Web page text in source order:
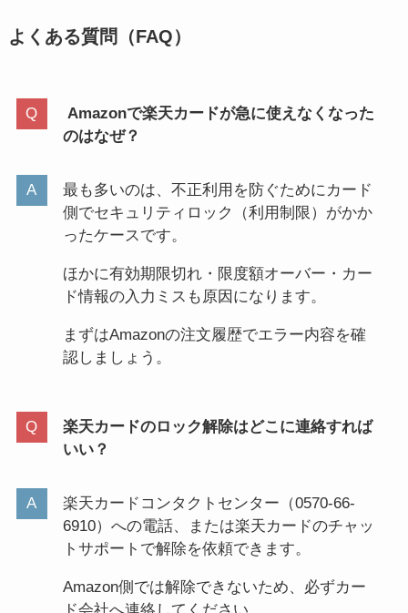
よくある質問（FAQ）
Amazonで楽天カードが急に使えなくなった
のはなぜ？
最も多いのは、不正利用を防ぐためにカード
側でセキュリティロック（利用制限）がかか
ったケースです。
ほかに有効期限切れ・限度額オーバー・カー
ド情報の入力ミスも原因になります。
まずはAmazonの注文履歴でエラー内容を確
認しましょう。
楽天カードのロック解除はどこに連絡すれば
いい？
楽天カードコンタクトセンター（0570-66-
6910）への電話、または楽天カードのチャッ
トサポートで解除を依頼できます。
Amazon側では解除できないため、必ずカー